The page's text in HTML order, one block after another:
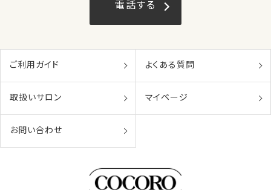
電話する
ご利用ガイド よくある質問
取扱いサロン マイページ
お問い合わせ